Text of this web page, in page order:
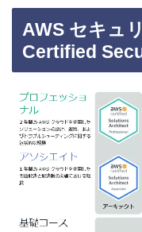
AWS セキュ
Certified